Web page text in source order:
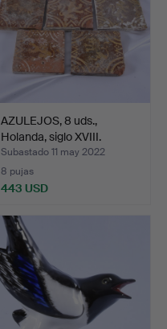
AZULEJOS, 8 uds.,
Holanda, siglo XVIII.
Subastado 11 may 2022
8 pujas
443 USD